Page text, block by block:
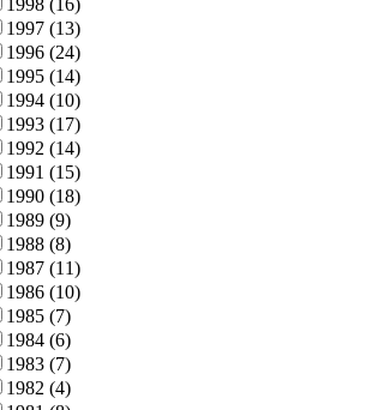
1998 (16)
1997 (13)
1996 (24)
1995 (14)
1994 (10)
1993 (17)
1992 (14)
1991 (15)
1990 (18)
1989 (9)
1988 (8)
1987 (11)
1986 (10)
1985 (7)
1984 (6)
1983 (7)
1982 (4)